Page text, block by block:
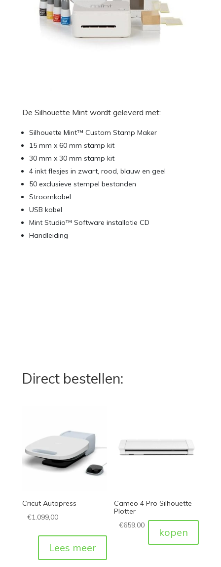
De Silhouette Mint wordt geleverd met:
Silhouette Mint™ Custom Stamp Maker
15 mm x 60 mm stamp kit
30 mm x 30 mm stamp kit
4 inkt flesjes in zwart, rood, blauw en geel
50 exclusieve stempel bestanden
Stroomkabel
USB kabel
Mint Studio™ Software installatie CD
Handleiding
Direct bestellen:
Cricut Autopress
€1.099,00
Lees meer
Cameo 4 Pro Silhouette
Plotter
€659,00
kopen